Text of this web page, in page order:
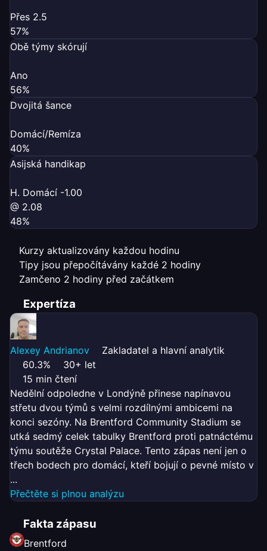
Přes 2.5
57%
Obě týmy skórují
Ano
56%
Dvojitá šance
Domácí/Remíza
40%
Asijská handikap
H. Domácí -1.00
@ 2.08
48%
Kurzy aktualizovány každou hodinu
Tipy jsou přepočítávány každé 2 hodiny
Zamčeno 2 hodiny před začátkem
Expertíza
Alexey Andrianov
Zakladatel a hlavní analytik
60.3%
30+ let
15 min čtení
Nedělní odpoledne v Londýně přinese napínavou
střetu dvou týmů s velmi rozdílnými ambicemi na
konci sezóny. Na Brentford Community Stadium se
utká sedmý celek tabulky Brentford proti patnáctému
týmu soutěže Crystal Palace. Tento zápas není jen o
třech bodech pro domácí, kteří bojují o pevné místo v
...
Přečtěte si plnou analýzu
Fakta zápasu
Brentford